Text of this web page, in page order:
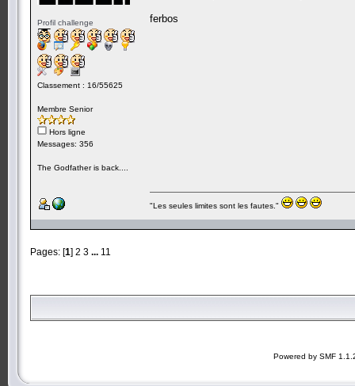
Profil challenge
Classement : 16/55625
Membre Senior
Hors ligne
Messages: 356
The Godfather is back....
ferbos
"Les seules limites sont les fautes."
Pages: [1] 2 3 ... 11
Powered by SMF